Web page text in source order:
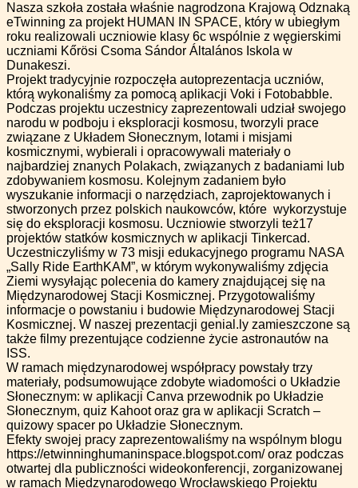
Nasza szkoła została właśnie nagrodzona Krajową Odznaką
eTwinning za projekt HUMAN IN SPACE, który w ubiegłym
roku realizowali uczniowie klasy 6c wspólnie z węgierskimi
uczniami Kőrösi Csoma Sándor Általános Iskola w
Dunakeszi.
Projekt tradycyjnie rozpoczęła autoprezentacja uczniów,
którą wykonaliśmy za pomocą aplikacji Voki i Fotobabble.
Podczas projektu uczestnicy zaprezentowali udział swojego
narodu w podboju i eksploracji kosmosu, tworzyli prace
związane z Układem Słonecznym, lotami i misjami
kosmicznymi, wybierali i opracowywali materiały o
najbardziej znanych Polakach, związanych z badaniami lub
zdobywaniem kosmosu. Kolejnym zadaniem było
wyszukanie informacji o narzędziach, zaprojektowanych i
stworzonych przez polskich naukowców, które wykorzystuje
się do eksploracji kosmosu. Uczniowie stworzyli też17
projektów statków kosmicznych w aplikacji Tinkercad.
Uczestniczyliśmy w 73 misji edukacyjnego programu NASA
„Sally Ride EarthKAM”, w którym wykonywaliśmy zdjęcia
Ziemi wysyłając polecenia do kamery znajdującej się na
Międzynarodowej Stacji Kosmicznej. Przygotowaliśmy
informacje o powstaniu i budowie Międzynarodowej Stacji
Kosmicznej. W naszej prezentacji genial.ly zamieszczone są
także filmy prezentujące codzienne życie astronautów na
ISS.
W ramach międzynarodowej współpracy powstały trzy
materiały, podsumowujące zdobyte wiadomości o Układzie
Słonecznym: w aplikacji Canva przewodnik po Układzie
Słonecznym, quiz Kahoot oraz gra w aplikacji Scratch –
quizowy spacer po Układzie Słonecznym.
Efekty swojej pracy zaprezentowaliśmy na wspólnym blogu
https://etwinninghumaninspace.blogspot.com/ oraz podczas
otwartej dla publiczności wideokonferencji, zorganizowanej
w ramach Międzynarodowego Wrocławskiego Projektu